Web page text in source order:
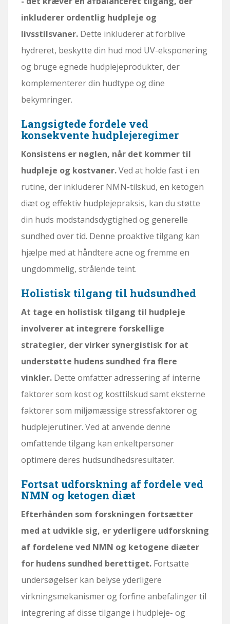
inkluderer ordentlig hudpleje og
livsstilsvaner. Dette inkluderer at forblive
hydreret, beskytte din hud mod UV-eksponering
og bruge egnede hudplejeprodukter, der
komplementerer din hudtype og dine
bekymringer.
Langsigtede fordele ved
konsekvente hudplejeregimer
Konsistens er nøglen, når det kommer til
hudpleje og kostvaner.Ved at holde fast i en
rutine, der inkluderer NMN-tilskud, en ketogen
diæt og effektiv hudplejepraksis, kan du støtte
din huds modstandsdygtighed og generelle
sundhed over tid. Denne proaktive tilgang kan
hjælpe med at håndtere acne og fremme en
ungdommelig, strålende teint.
Holistisk tilgang til hudsundhed
At tage en holistisk tilgang til hudpleje
involverer at integrere forskellige
strategier, der virker synergistisk for at
understøtte hudens sundhed fra flere
vinkler. Dette omfatter adressering af interne
faktorer som kost og kosttilskud samt eksterne
faktorer som miljømæssige stressfaktorer og
hudplejerutiner. Ved at anvende denne
omfattende tilgang kan enkeltpersoner
optimere deres hudsundhedsresultater.
Fortsat udforskning af fordele ved
NMN og ketogen diæt
Efterhånden som forskningen fortsætter
med at udvikle sig, er yderligere udforskning
af fordelene ved NMN og ketogene diæter
for hudens sundhed berettiget. Fortsatte
undersøgelser kan belyse yderligere
virkningsmekanismer og forfine anbefalinger til
integrering af disse tilgange i hudpleje- og